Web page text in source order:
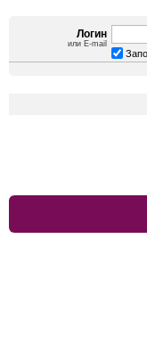
Логин
или E-mail